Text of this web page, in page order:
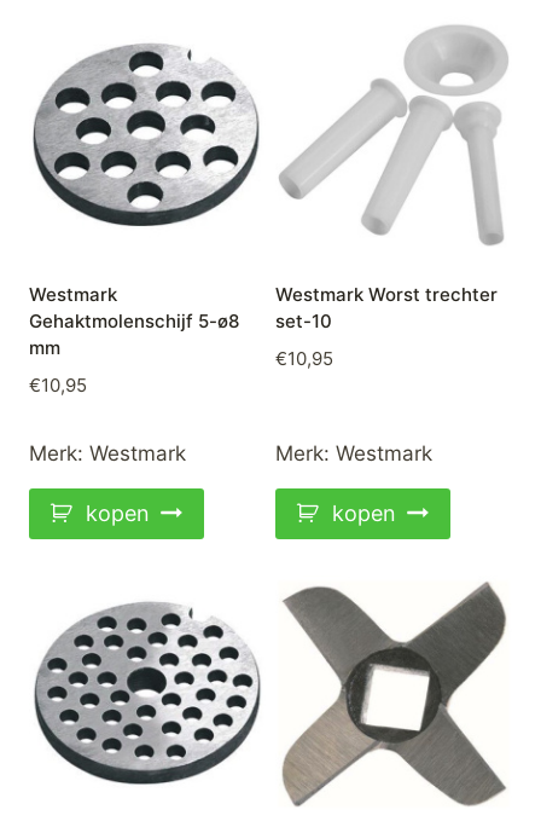
Westmark
Gehaktmolenschijf 5-ø8
mm
€10,95
Merk: Westmark
kopen
Westmark Worst trechter
set-10
€10,95
Merk: Westmark
kopen